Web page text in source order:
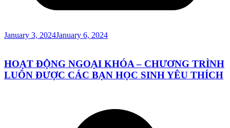
January 3, 2024January 6, 2024
HOẠT ĐỘNG NGOẠI KHÓA – CHƯƠNG TRÌNH
LUÔN ĐƯỢC CÁC BẠN HỌC SINH YÊU THÍCH